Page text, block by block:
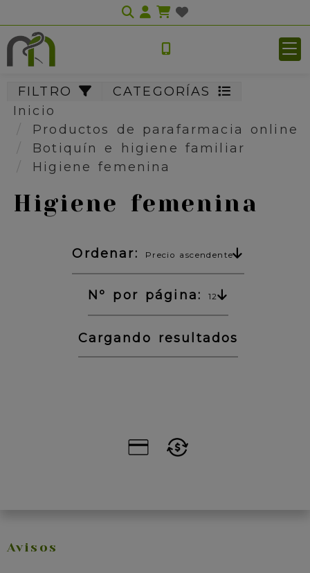
Identifícate
FILTRO
CATEGORÍAS
Inicio
Productos de parafarmacia online
Botiquín e higiene familiar
Higiene femenina
Higiene femenina
Ordenar: Precio ascendente
Nº por página: 12
Cargando resultados
Avisos